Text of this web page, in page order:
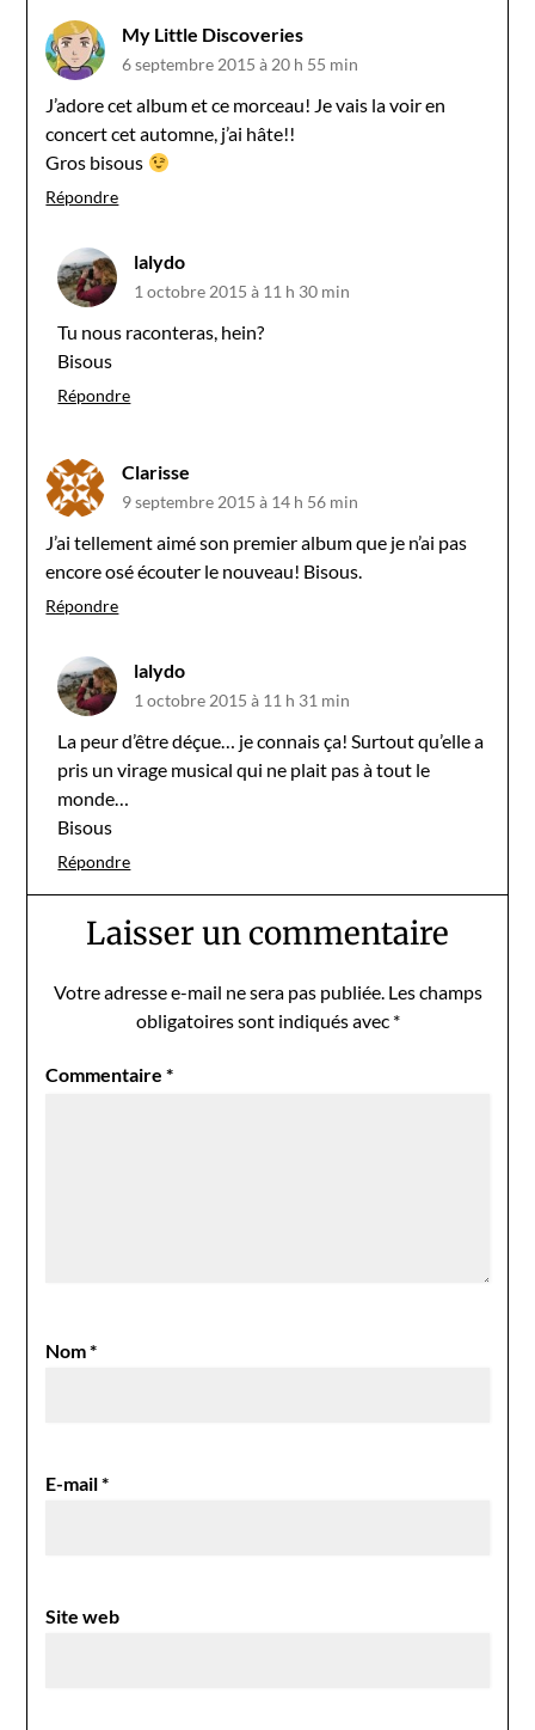
My Little Discoveries
6 septembre 2015 à 20 h 55 min
J’adore cet album et ce morceau! Je vais la voir en
concert cet automne, j’ai hâte!!
Gros bisous
Répondre
lalydo
1 octobre 2015 à 11 h 30 min
Tu nous raconteras, hein?
Bisous
Répondre
Clarisse
9 septembre 2015 à 14 h 56 min
J’ai tellement aimé son premier album que je n’ai pas
encore osé écouter le nouveau! Bisous.
Répondre
lalydo
1 octobre 2015 à 11 h 31 min
La peur d’être déçue… je connais ça! Surtout qu’elle a
pris un virage musical qui ne plait pas à tout le
monde…
Bisous
Répondre
Laisser un commentaire
Votre adresse e-mail ne sera pas publiée. Les champs
obligatoires sont indiqués avec *
Commentaire*
Nom*
E-mail*
Site web